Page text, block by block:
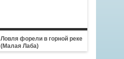
Ловля форели в горной реке
(Малая Лаба)